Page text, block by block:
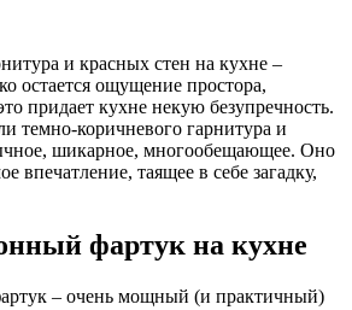
и красных стен на кухне –
остается ощущение простора,
придает кухне некую безупречность.
темно-коричневого гарнитура и
шикарное, многообещающее. Оно
впечатление, таящее в себе загадку,
фартук на кухне
– очень мощный (и практичный)